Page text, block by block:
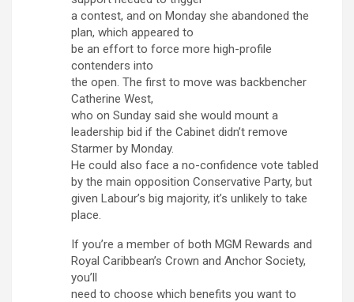
a contest, and on Monday she abandoned the
plan, which appeared to
be an effort to force more high-profile
contenders into
the open. The first to move was backbencher
Catherine West,
who on Sunday said she would mount a
leadership bid if the Cabinet didn’t remove
Starmer by Monday.
He could also face a no-confidence vote tabled
by the main opposition Conservative Party, but
given Labour’s big majority, it’s unlikely to take
place.
If you’re a member of both MGM Rewards and
Royal Caribbean’s Crown and Anchor Society,
you’ll
need to choose which benefits you want to